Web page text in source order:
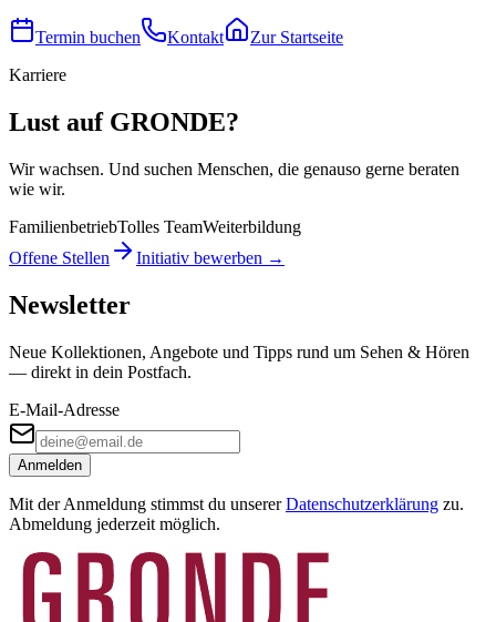
Termin buchen Kontakt
Zur Startseite
Karriere
Lust auf GRONDE?
Wir wachsen. Und suchen Menschen, die genauso gerne beraten
wie wir.
FamilienbetriebTolles TeamWeiterbildung
Offene Stellen
Initiativ bewerben →
Newsletter
Neue Kollektionen, Angebote und Tipps rund um Sehen & Hören
— direkt in dein Postfach.
E-Mail-Adresse
Anmelden
Mit der Anmeldung stimmst du unserer Datenschutzerklärung zu.
Abmeldung jederzeit möglich.